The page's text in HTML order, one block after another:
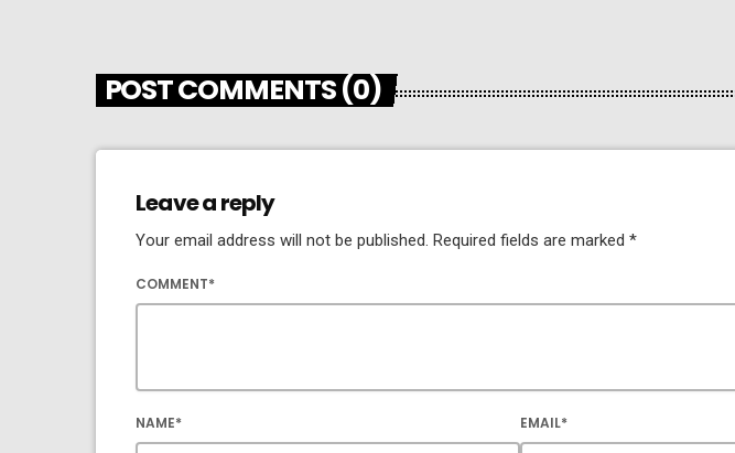
POST COMMENTS (0)
Leave a reply
Your email address will not be published. Required fields are marked *
COMMENT*
NAME* EMAIL*